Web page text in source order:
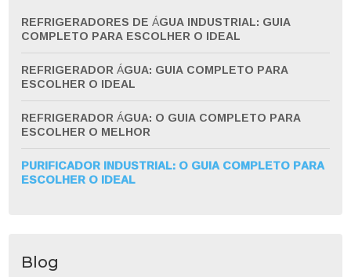
REFRIGERADORES DE ÁGUA INDUSTRIAL: GUIA
COMPLETO PARA ESCOLHER O IDEAL
REFRIGERADOR ÁGUA: GUIA COMPLETO PARA
ESCOLHER O IDEAL
REFRIGERADOR ÁGUA: O GUIA COMPLETO PARA
ESCOLHER O MELHOR
PURIFICADOR INDUSTRIAL: O GUIA COMPLETO PARA
ESCOLHER O IDEAL
Blog